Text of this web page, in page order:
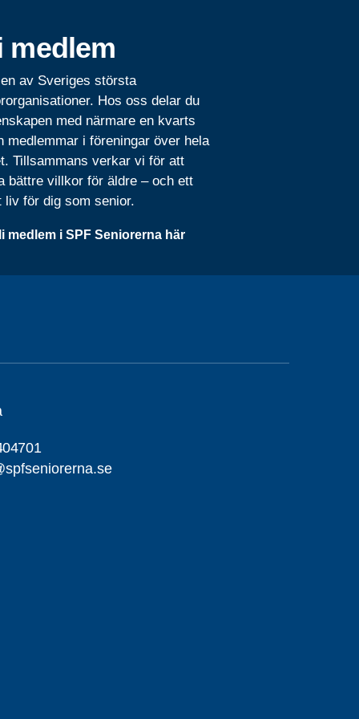
medlem
av Sveriges största
Hos oss delar du
med närmare en kvarts
medlemmar i föreningar över hela
Tillsammans verkar vi för att
bättre villkor för äldre – och ett
liv för dig som senior.
medlem i SPF Seniorerna här